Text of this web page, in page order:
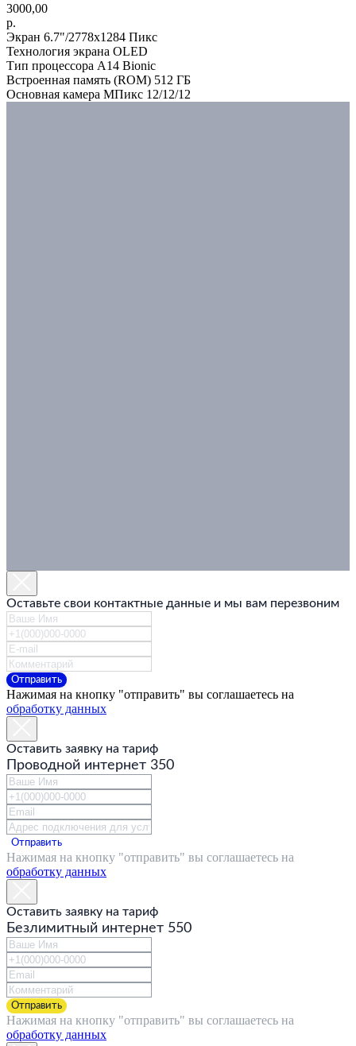
3000,00
р.
Экран 6.7"/2778x1284 Пикс
Технология экрана OLED
Тип процессора A14 Bionic
Встроенная память (ROM) 512 ГБ
Основная камера МПикс 12/12/12
Оставьте свои контактные данные и мы вам перезвоним
Отправить
Нажимая на кнопку "отправить" вы соглашаетесь на
обработку данных
Оставить заявку на тариф
Проводной интернет 350
Отправить
Нажимая на кнопку "отправить" вы соглашаетесь на
обработку данных
Оставить заявку на тариф
Безлимитный интернет 550
Отправить
Нажимая на кнопку "отправить" вы соглашаетесь на
обработку данных